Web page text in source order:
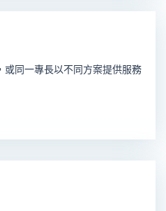
同一專長以不同方案提供服務